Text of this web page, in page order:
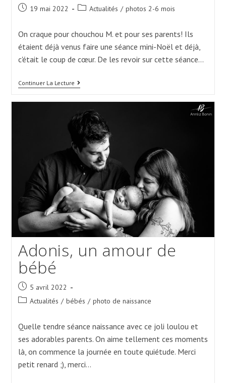
Post 19 mai 2022
Post Actualités / photos 2-6 mois
On craque pour chouchou M. et pour ses parents! Ils
étaient déjà venus faire une séance mini-Noël et déjà,
c'était le coup de cœur. De les revoir sur cette séance…
Continuer La LectureSéance
2-
À
Croquer
Adonis, un amour de
bébé
Post
published:
5 avril 2022
Post Actualités / bébés / photo de naissance
Quelle tendre séance naissance avec ce joli loulou et
ses adorables parents. On aime tellement ces moments
là, on commence la journée en toute quiétude. Merci
petit renard ;), merci…